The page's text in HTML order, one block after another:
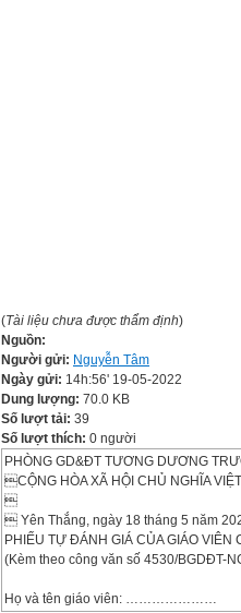
(Tài liệu chưa được thẩm định)
Nguồn:
Người gửi: Nguyễn Tâm
Ngày gửi: 14h:56' 19-05-2022
Dung lượng: 70.0 KB
Số lượt tải: 39
Số lượt thích: 0 người
PHÒNG GD&ĐT TƯƠNG DƯƠNG
CỘNG HÒA XÃ HỘI CHỦ NGHĨA

 Yên Thắng, ngày 18 tháng 5 năm
PHIẾU TỰ ĐÁNH GIÁ CỦA GIÁO VIÊN
(Kèm theo công văn số 4530/BGDĐT-
Họ và tên giáo viên: …………………